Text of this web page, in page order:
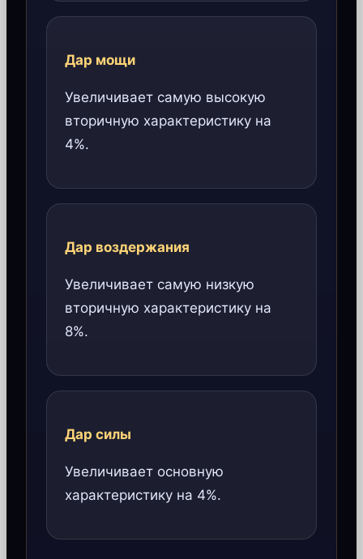
Дар мощи
Увеличивает самую высокую
вторичную характеристику на
4%.
Дар воздержания
Увеличивает самую низкую
вторичную характеристику на
8%.
Дар силы
Увеличивает основную
характеристику на 4%.